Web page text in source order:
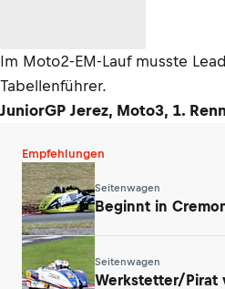
Im Moto2-EM-Lauf musste
Tabellenführer.
JuniorGP Jerez, Moto3, 1.
Empfehlungen
Seitenwagen
Beginnt in
Seitenwagen
Werkstetter/Pirat